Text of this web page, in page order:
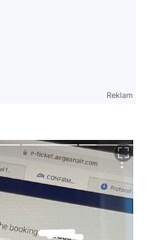
Reklam